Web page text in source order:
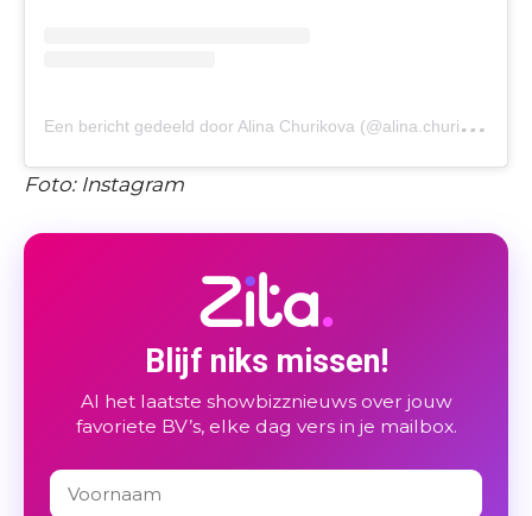
E
en bericht gedeeld door Alina Churikova (@alina.churikova)
Foto: Instagram
Blijf niks missen!
Al het laatste showbizznieuws over jouw
favoriete BV’s, elke dag vers in je mailbox.